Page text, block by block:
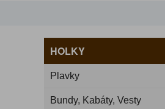
HOLKY
Plavky
Bundy, Kabáty, Vesty